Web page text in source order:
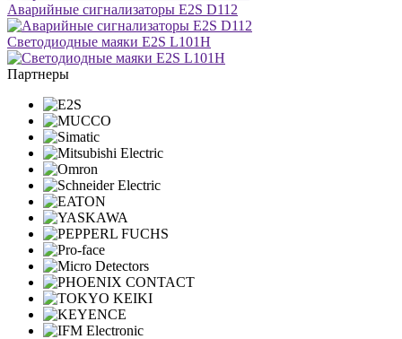
Аварийные сигнализаторы E2S D112
Светодиодные маяки E2S L101H
Партнеры